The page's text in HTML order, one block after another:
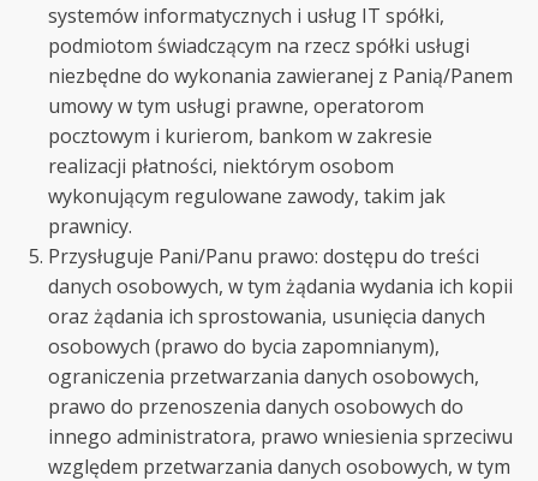
systemów informatycznych i usług IT spółki,
podmiotom świadczącym na rzecz spółki usługi
niezbędne do wykonania zawieranej z Panią/Panem
umowy w tym usługi prawne, operatorom
pocztowym i kurierom, bankom w zakresie
realizacji płatności, niektórym osobom
wykonującym regulowane zawody, takim jak
prawnicy.
Przysługuje Pani/Panu prawo: dostępu do treści
danych osobowych, w tym żądania wydania ich kopii
oraz żądania ich sprostowania, usunięcia danych
osobowych (prawo do bycia zapomnianym),
ograniczenia przetwarzania danych osobowych,
prawo do przenoszenia danych osobowych do
innego administratora, prawo wniesienia sprzeciwu
względem przetwarzania danych osobowych, w tym